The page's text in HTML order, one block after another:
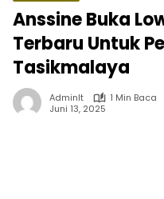
Anssine Buka
Terbaru Untuk
Tasikmalaya
Adminlt
1 Min Baca
Juni 13, 2025